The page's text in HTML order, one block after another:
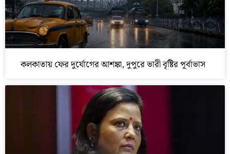
কলকাতায় ফের দুর্যোগের আশঙ্কা, দুপুরে ভারী বৃষ্টির পূর্বাভাস